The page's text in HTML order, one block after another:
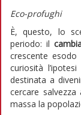
Eco-profughi
È, questo, lo
periodo: il
crescente
curiosità l’ipotesi
destinata a
cercare
massa la